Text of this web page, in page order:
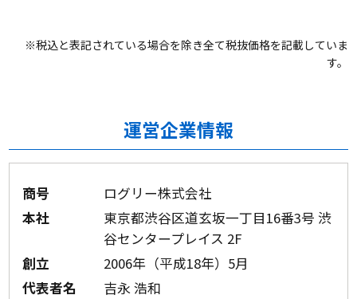
※税込と表記されている場合を除き全て税抜価格を記載していま
す。
運営企業情報
商号
ログリー株式会社
本社
東京都渋谷区道玄坂一丁目16番3号 渋
谷センタープレイス 2F
創立
2006年（平成18年）5月
代表者名
吉永 浩和